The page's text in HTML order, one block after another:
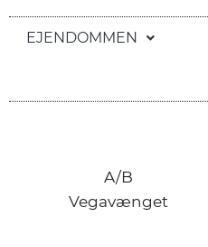
EJENDOMMEN
A/B
Vegavænget